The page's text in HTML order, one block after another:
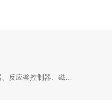
力耦合器、螺纹磁力耦合器